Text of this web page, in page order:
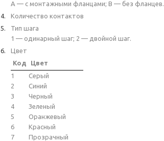
A — с монтажными фланцами; B — без фланцев.
Количество контактов
Тип шага
1 — одинарный шаг; 2 — двойной шаг.
Цвет
Код
Цвет
1
Серый
2
Синий
3
Черный
4
Зеленый
5
Оранжевый
6
Красный
7
Прозрачный